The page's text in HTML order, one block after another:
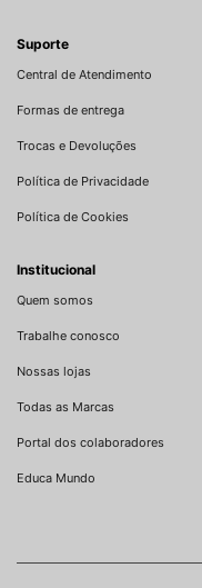
Suporte
Central de Atendimento
Formas de entrega
Trocas e Devoluções
Política de Privacidade
Política de Cookies
Institucional
Quem somos
Trabalhe conosco
Nossas lojas
Todas as Marcas
Portal dos colaboradores
Educa Mundo